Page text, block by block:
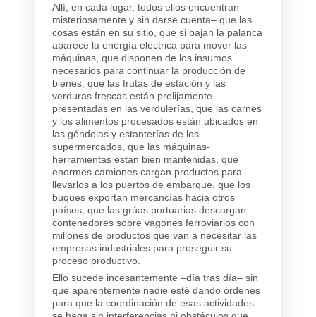
Allí, en cada lugar, todos ellos encuentran –
misteriosamente y sin darse cuenta– que las
cosas están en su sitio, que si bajan la palanca
aparece la energía eléctrica para mover las
máquinas, que disponen de los insumos
necesarios para continuar la producción de
bienes, que las frutas de estación y las
verduras frescas están prolijamente
presentadas en las verdulerías, que las carnes
y los alimentos procesados están ubicados en
las góndolas y estanterías de los
supermercados, que las máquinas-
herramientas están bien mantenidas, que
enormes camiones cargan productos para
llevarlos a los puertos de embarque, que los
buques exportan mercancías hacia otros
países, que las grúas portuarias descargan
contenedores sobre vagones ferroviarios con
millones de productos que van a necesitar las
empresas industriales para proseguir su
proceso productivo.
Ello sucede incesantemente –día tras día– sin
que aparentemente nadie esté dando órdenes
para que la coordinación de esas actividades